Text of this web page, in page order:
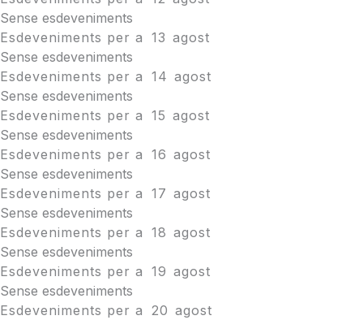
Sense esdeveniments
Esdeveniments per a 13 agost
Sense esdeveniments
Esdeveniments per a 14 agost
Sense esdeveniments
Esdeveniments per a 15 agost
Sense esdeveniments
Esdeveniments per a 16 agost
Sense esdeveniments
Esdeveniments per a 17 agost
Sense esdeveniments
Esdeveniments per a 18 agost
Sense esdeveniments
Esdeveniments per a 19 agost
Sense esdeveniments
Esdeveniments per a
20 agost